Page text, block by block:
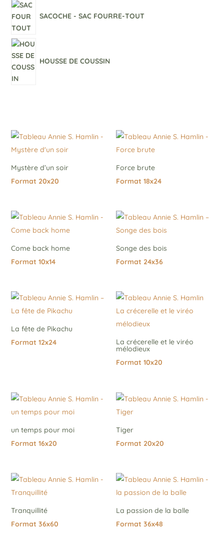
SACOCHE - SAC FOURRE-TOUT
HOUSSE DE COUSSIN
Mystère d’un soir
Format 20x20
Force brute
Format 18x24
Come back home
Format 10x14
Songe des bois
Format 24x36
La fête de Pikachu
Format 12x24
La crécerelle et le viréo
mélodieux
Format 10x20
un temps pour moi
Format 16x20
Tiger
Format 20x20
Tranquillité
Format 36x60
La passion de la balle
Format 36x48